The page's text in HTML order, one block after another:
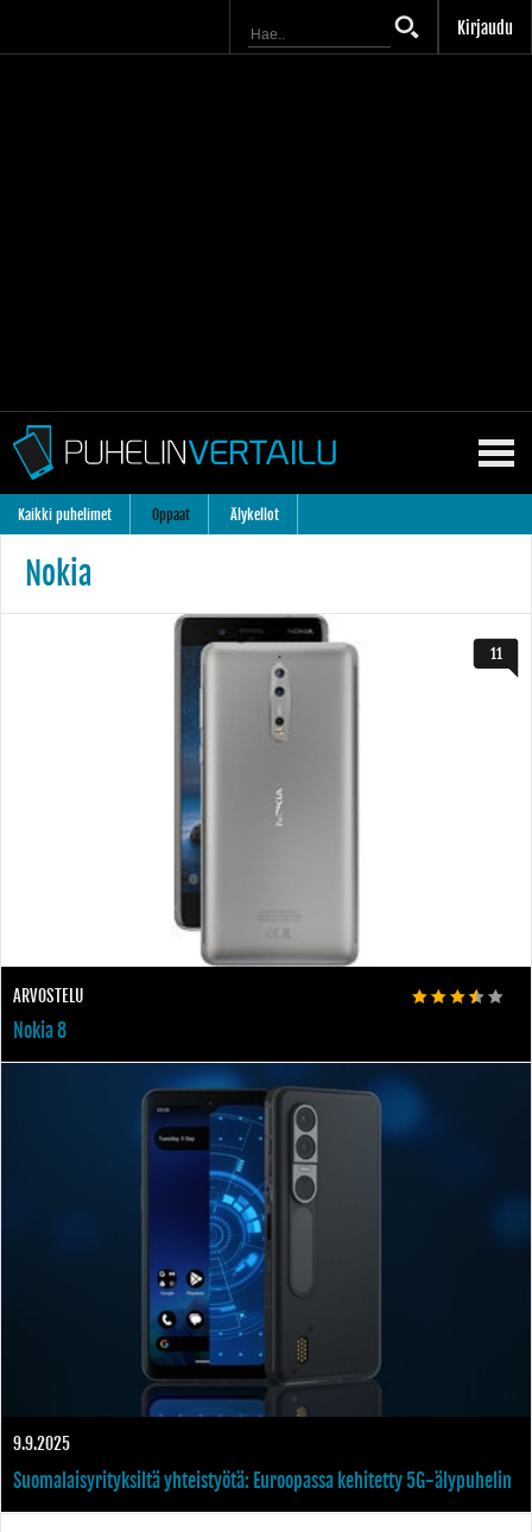
Kirjaudu
Kaikki puhelimet Oppaat Älykellot
Nokia
11
ARVOSTELU
Nokia 8
9.9.2025
Suomalaisyrityksiltä yhteistyötä: Euroopassa kehitetty 5G-älypuhelin
äärimmäisiin tietoturvatarpeisiin